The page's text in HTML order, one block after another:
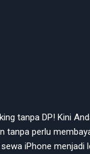
tanpa DP! Kini
tanpa perlu
iPhone menjadi